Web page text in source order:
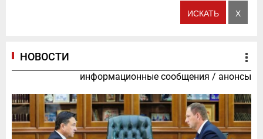
НОВОСТИ
информационные сообщения / анонсы